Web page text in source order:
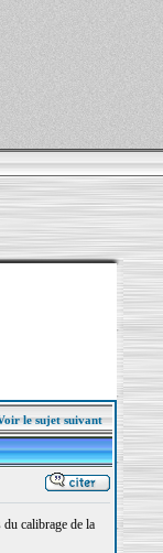
le sujet suivant
calibrage de la